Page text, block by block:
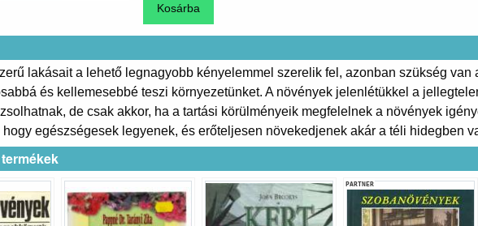
lakásait a lehető legnagyobb kényelemmel szerelik fel, azonban szükség
és kellemesebbé teszi környezetünket. A növények jelenlétükkel a
de csak akkor, ha a tartási körülményeik megfelelnek a növények
egészségesek legyenek, és erőteljesen növekedjenek akár a téli hidegben
PARTNER